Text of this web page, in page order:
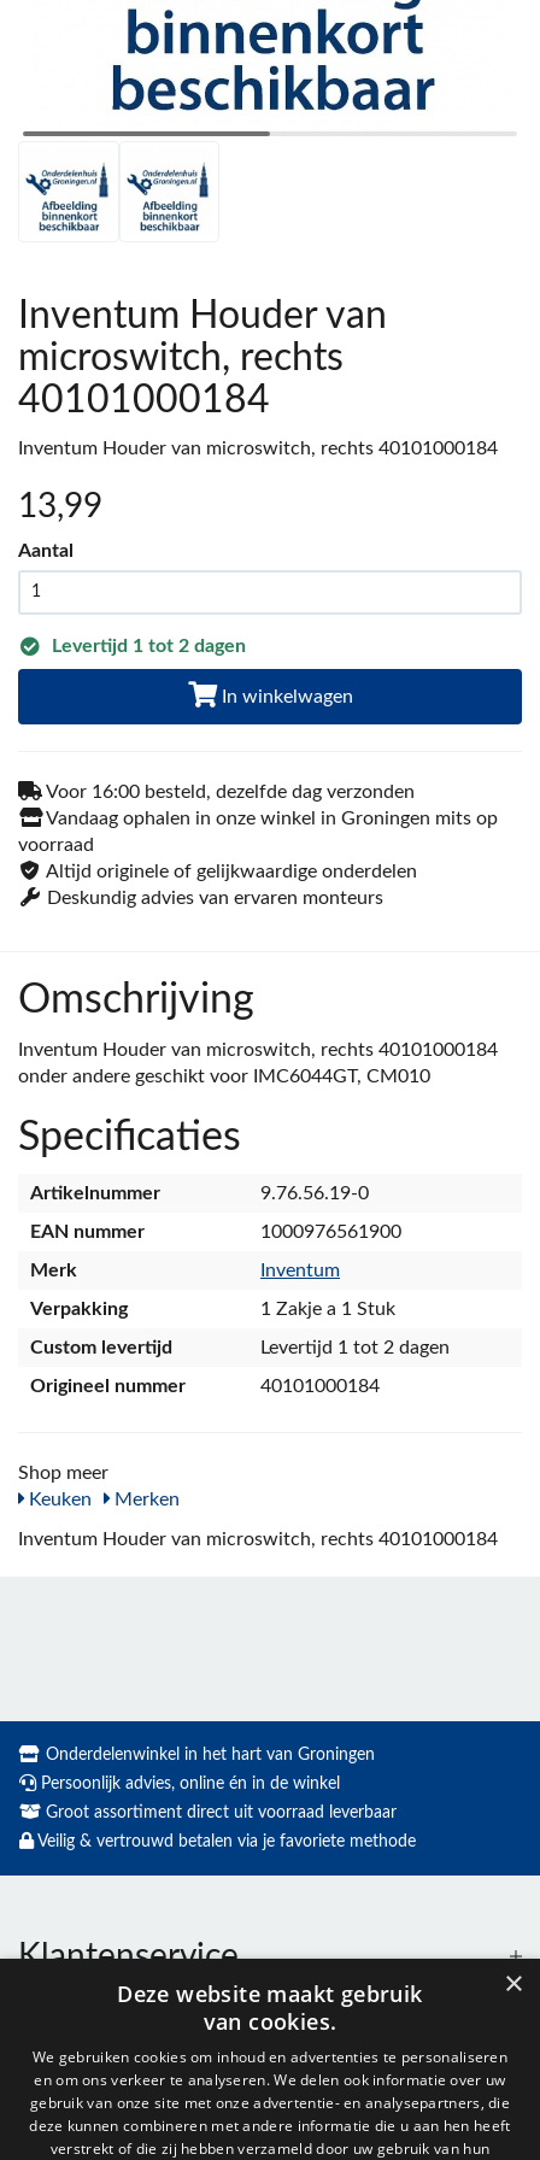
Inventum Houder van
microswitch, rechts
40101000184
Inventum Houder van microswitch, rechts 40101000184
13,99
Aantal
Levertijd 1 tot 2 dagen
In winkelwagen
Voor 16:00 besteld, dezelfde dag verzonden
Vandaag ophalen in onze winkel in Groningen mits op
voorraad
Altijd originele of gelijkwaardige onderdelen
Deskundig advies van ervaren monteurs
Omschrijving
Inventum Houder van microswitch, rechts 40101000184
onder andere geschikt voor IMC6044GT, CM010
Specificaties
Artikelnummer
9.76.56.19-0
EAN nummer
1000976561900
Merk
Inventum
Verpakking
1 Zakje a 1 Stuk
Custom levertijd
Levertijd 1 tot 2 dagen
Origineel nummer
40101000184
Shop meer
Keuken
Merken
Inventum Houder van microswitch, rechts 40101000184
Onderdelenwinkel in het hart van Groningen
Persoonlijk advies, online én in de winkel
Groot assortiment direct uit voorraad leverbaar
Veilig & vertrouwd betalen via je favoriete methode
Klantenservice
Openingstijden
×
Deze website maakt gebruik
van cookies.
We gebruiken cookies om inhoud en advertenties te personaliseren
en om ons verkeer te analyseren. We delen ook informatie over uw
gebruik van onze site met onze advertentie- en analysepartners, die
deze kunnen combineren met andere informatie die u aan hen heeft
verstrekt of die zij hebben verzameld door uw gebruik van hun